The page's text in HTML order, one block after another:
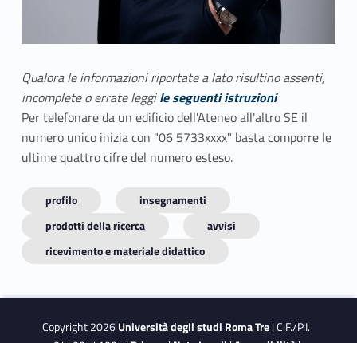
Qualora le informazioni riportate a lato risultino assenti,
incomplete o errate leggile seguenti istruzioni
Per telefonare da un edificio dell'Ateneo all'altro SE il
numero unico inizia con "06 5733xxxx" basta comporre le
ultime quattro cifre del numero esteso.
profilo
insegnamenti
prodotti della ricerca
avvisi
ricevimento e materiale didattico
Copyright 2026Università degli studi Roma Tre| C.F./P.I.